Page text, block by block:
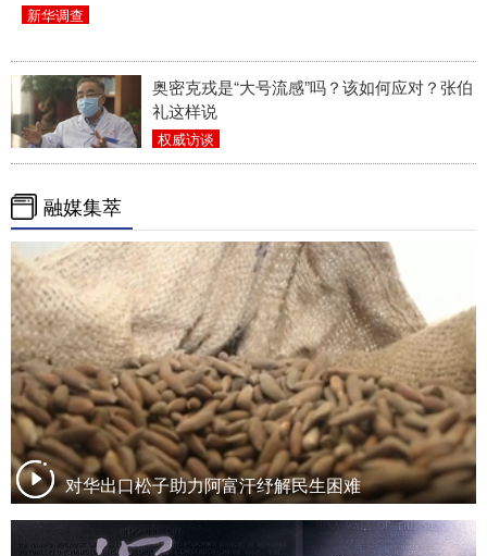
新华调查
奥密克戎是“大号流感”吗？该如何应对？张伯
礼这样说
权威访谈
融媒集萃
对华出口松子助力阿富汗纾解民生困难